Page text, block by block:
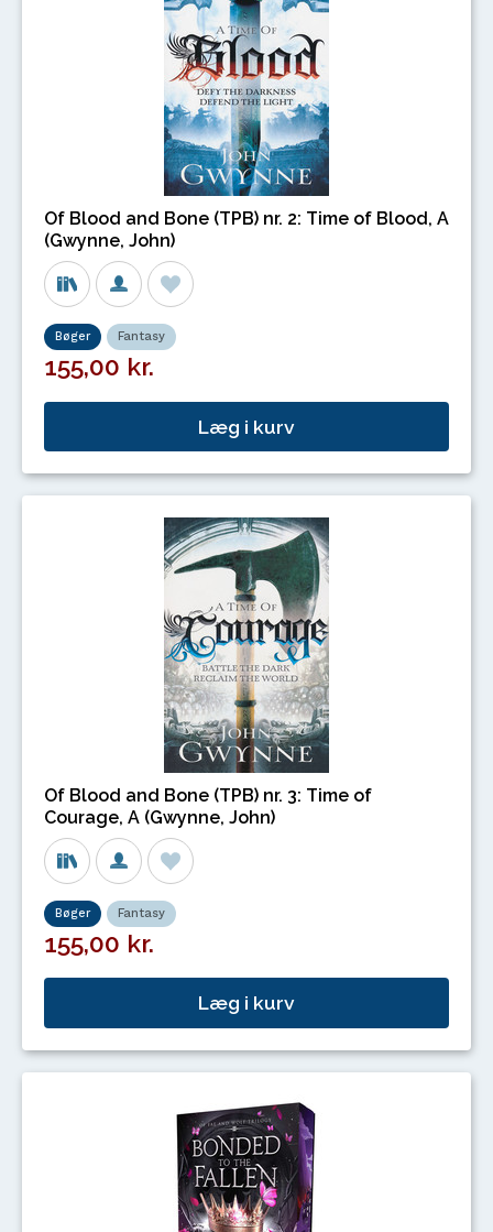
Of Blood and Bone (TPB) nr. 2: Time of Blood, A
(Gwynne, John)
Bøger Fantasy
155,00 kr.
Læg i kurv
Of Blood and Bone (TPB) nr. 3: Time of
Courage, A (Gwynne, John)
Bøger Fantasy
155,00 kr.
Læg i kurv